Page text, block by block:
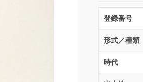
登録番号
形式／種類
時代